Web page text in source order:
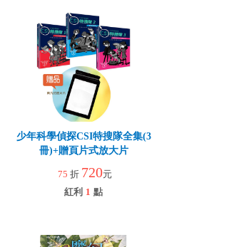
少年科學偵探CSI特搜隊全集(3
冊)+贈頁片式放大片
75 折 720元
紅利 1 點